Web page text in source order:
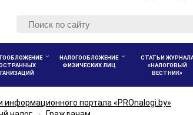
НАЛОГООБЛОЖЕНИЕ
ФИЗИЧЕСКИХ ЛИЦ
СТАТЬИ
«НАЛОГОВЫЙ
ВЕСТНИК»
информационного портала «PROnalogi.by»